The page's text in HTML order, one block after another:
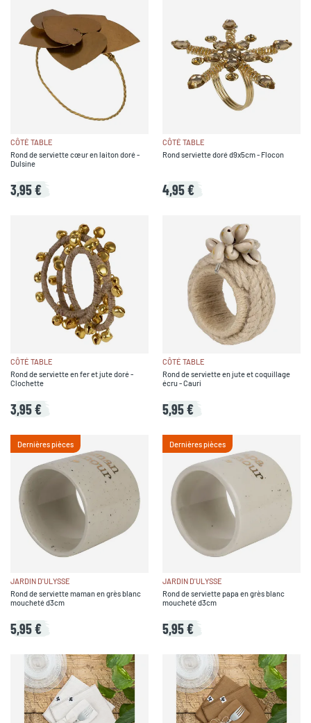
CÔTÉ TABLE
Rond de serviette cœur en laiton doré -
Dulsine
3,95 €
CÔTÉ TABLE
Rond serviette doré d9x5cm - Flocon
4,95 €
CÔTÉ TABLE
Rond de serviette en fer et jute doré -
Clochette
3,95 €
CÔTÉ TABLE
Rond de serviette en jute et coquillage
écru - Cauri
5,95 €
Dernières pièces
JARDIN D'ULYSSE
Rond de serviette maman en grès blanc
moucheté d3cm
5,95 €
Dernières pièces
JARDIN D'ULYSSE
Rond de serviette papa en grès blanc
moucheté d3cm
5,95 €